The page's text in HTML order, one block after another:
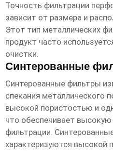
Точность фильтрации
зависит от размера и
Этот тип металлических
продукт часто
очистки.
Синтерованные
Синтерованные фильтры
спекания металлического
высокой пористостью и
что обеспечивает
фильтрации.
характеризуются высокой